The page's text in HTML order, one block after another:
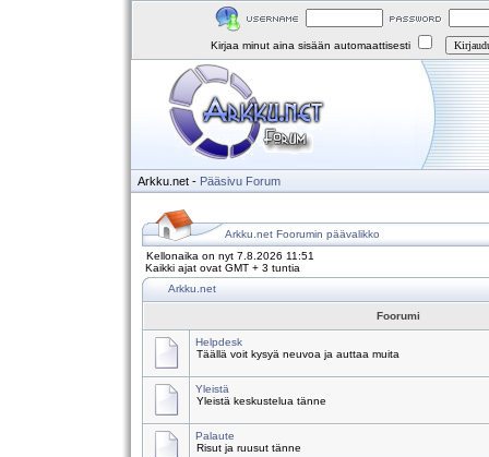
Kirjaa minut aina sisään automaattisesti
Arkku.net - Pääsivu Forum
Arkku.net Foorumin päävalikko
Kellonaika on nyt 7.8.2026 11:51
Kaikki ajat ovat GMT + 3 tuntia
Arkku.net
Foorumi
Helpdesk
Täällä voit kysyä neuvoa ja auttaa muita
Yleistä
Yleistä keskustelua tänne
Palaute
Risut ja ruusut tänne